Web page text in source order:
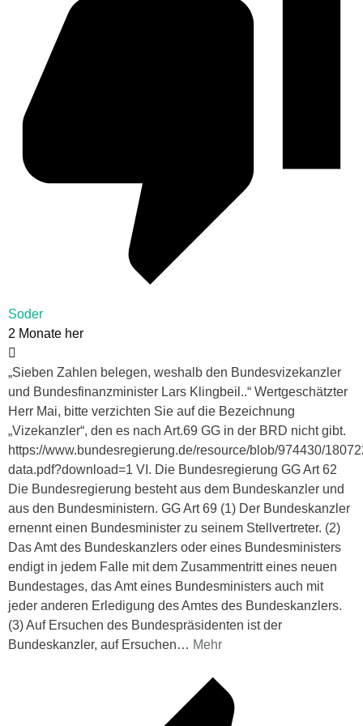
Soder
2 Monate her
„Sieben Zahlen belegen, weshalb den Bundesvizekanzler
und Bundesfinanzminister Lars Klingbeil..“ Wertgeschätzter
Herr Mai, bitte verzichten Sie auf die Bezeichnung
„Vizekanzler“, den es nach Art.69 GG in der BRD nicht gibt.
https://www.bundesregierung.de/resource/blob/974430/
data.pdf?download=1 VI. Die Bundesregierung GG Art 62
Die Bundesregierung besteht aus dem Bundeskanzler und
aus den Bundesministern. GG Art 69 (1) Der Bundeskanzler
ernennt einen Bundesminister zu seinem Stellvertreter. (2)
Das Amt des Bundeskanzlers oder eines Bundesministers
endigt in jedem Falle mit dem Zusammentritt eines neuen
Bundestages, das Amt eines Bundesministers auch mit
jeder anderen Erledigung des Amtes des Bundeskanzlers.
(3) Auf Ersuchen des Bundespräsidenten ist der
Bundeskanzler, auf Ersuchen… Mehr